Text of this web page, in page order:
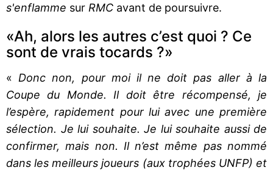
s'enflamme sur RMC avant de poursuivre.
«Ah, alors les autres c’est quoi ? Ce
sont de vrais tocards ?»
« Donc non, pour moi il ne doit pas aller à la
Coupe du Monde. Il doit être récompensé, je
l’espère, rapidement pour lui avec une première
sélection. Je lui souhaite. Je lui souhaite aussi de
confirmer, mais non. Il n’est même pas nommé
dans les meilleurs joueurs (aux trophées UNFP) et